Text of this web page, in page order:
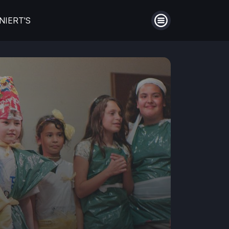
Filme aus Großbritannien
Die schönsten Biopics
Hinter Mauern
Männerfreundschaften
Coming of Age- Filme
Guthaben